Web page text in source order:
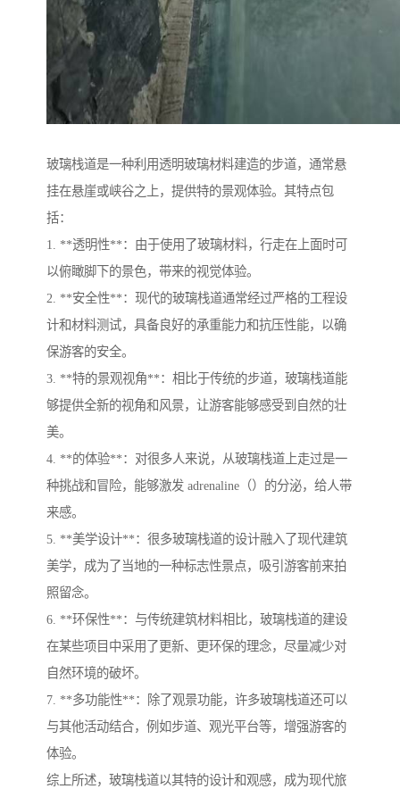
玻璃栈道是一种利用透明玻璃材料建造的步道，通常悬
挂在悬崖或峡谷之上，提供特的景观体验。其特点包
括：
1. **透明性**：由于使用了玻璃材料，行走在上面时可
以俯瞰脚下的景色，带来的视觉体验。
2. **安全性**：现代的玻璃栈道通常经过严格的工程设
计和材料测试，具备良好的承重能力和抗压性能，以确
保游客的安全。
3. **特的景观视角**：相比于传统的步道，玻璃栈道能
够提供全新的视角和风景，让游客能够感受到自然的壮
美。
4. **的体验**：对很多人来说，从玻璃栈道上走过是一
种挑战和冒险，能够激发 adrenaline（）的分泌，给人带
来感。
5. **美学设计**：很多玻璃栈道的设计融入了现代建筑
美学，成为了当地的一种标志性景点，吸引游客前来拍
照留念。
6. **环保性**：与传统建筑材料相比，玻璃栈道的建设
在某些项目中采用了更新、更环保的理念，尽量减少对
自然环境的破坏。
7. **多功能性**：除了观景功能，许多玻璃栈道还可以
与其他活动结合，例如步道、观光平台等，增强游客的
体验。
综上所述，玻璃栈道以其特的设计和观感，成为现代旅